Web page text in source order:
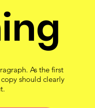
As the first
should clearly